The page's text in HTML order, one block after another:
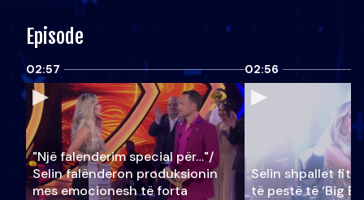
Episode
02:57
"Një falenderim special për…"/
Selin falënderon produksionin
mes emocionesh të forta
02:56
Selin shpallet
të pestë të ‘Big